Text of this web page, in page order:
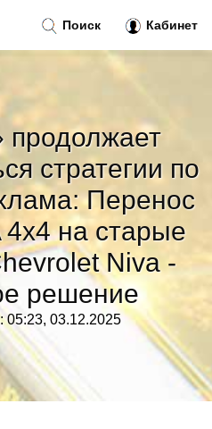
стратегии по
Перенос
4x4 на старые
Niva -
решение
05:23, 03.12.2025
Поиск Кабинет